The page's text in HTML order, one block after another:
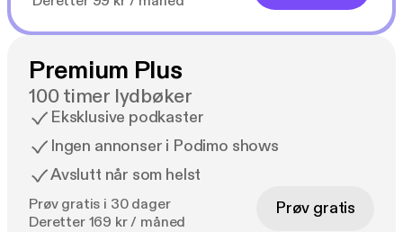
Premium Plus
100 timer lydbøker
Eksklusive podkaster
Ingen annonser i Podimo shows
Avslutt når som helst
Prøv gratis i 30 dager
Deretter 169 kr / måned
Prøv gratis